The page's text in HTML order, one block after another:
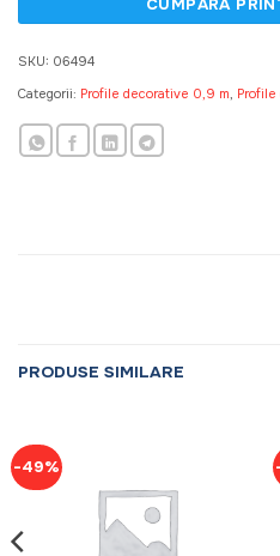
SKU: 06494
Categorii: Profile decorative 0,9 m,
PRODUSE SIMILARE
-49%